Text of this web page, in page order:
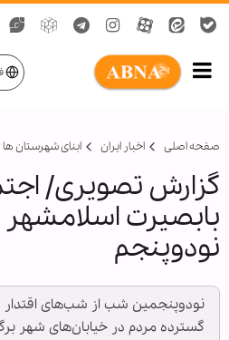
صفحه اصلی اخبار ایران ابنای شهرستان ها
گزارش تصویری/
بابصیرت
نودوپنجم
نودوپنجمین شب از شب‌های اقتدار
گسترده مردم در خیابان‌های شهر